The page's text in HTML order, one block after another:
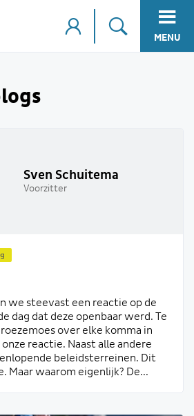
MENU
Sven Schuitema
Voorzitter
we steevast een reactie op de
dag dat deze openbaar werd. Te
over elke komma in
reactie. Naast alle andere
beleidsterreinen. Dit
Maar waarom eigenlijk? De...